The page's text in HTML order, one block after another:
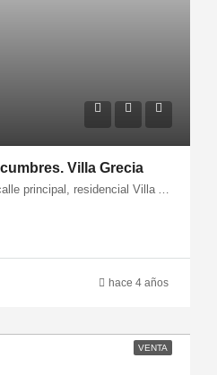
Villa Grecia
Las Cumbres, Villa Grecia calle principal, residencial Villa Atenas casa #127
hace 4 años
VENTA